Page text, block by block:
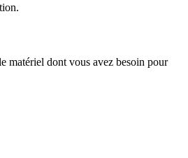
matériel dont vous avez besoin pour